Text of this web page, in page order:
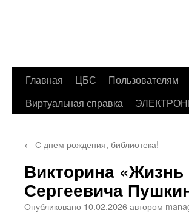
Перейти
Главная ЦБС Пользователям
Виртуальная справка
← С днем рождения, библиотека!
Викторина
Сергеевича
Опубликовано 10.02.2026автором